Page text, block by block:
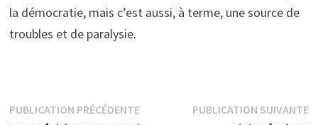
la démocratie, mais c’est aussi, à terme, une source de
troubles et de paralysie.
Navigation
PUBLICATION PRÉCÉDENTEPublicationPUBLICATION SUIVANTE